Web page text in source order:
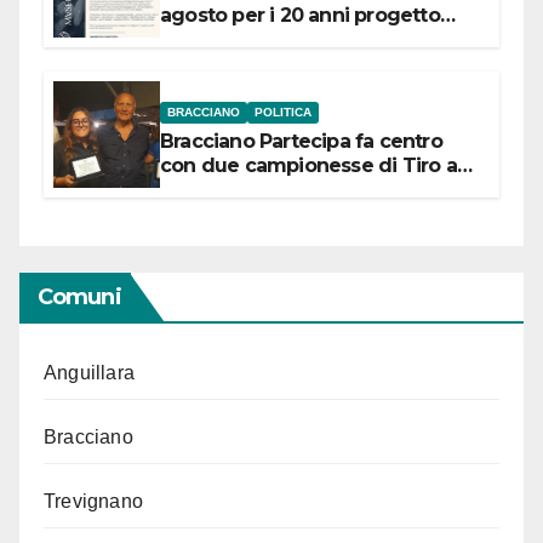
agosto per i 20 anni progetto
BRACCIANO POLITICA
Bracciano Partecipa fa centro
con due campionesse di Tiro a
Comuni
Anguillara
Bracciano
Trevignano